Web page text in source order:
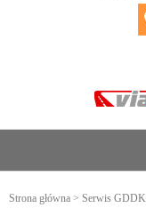
Strona główna > Serwis